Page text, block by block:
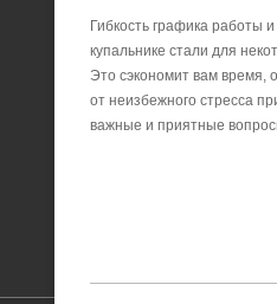
Гибкость графика работы
купальнике стали для
Это сэкономит вам время,
от неизбежного стресса
важные и приятные